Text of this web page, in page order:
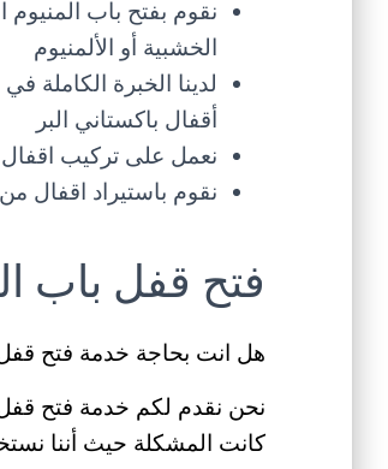
نقوم بفتح باب
الخشبية أو الألمنيوم
لدينا الخبرة الكاملة
أقفال باكستاني البر
نعمل على تركيب اقفال
نقوم باستيراد اقفال
فتح قفل باب
هل انت بحاجة خدمة فتح
نحن نقدم لكم خدمة فتح
كانت المشكلة حيث أننا